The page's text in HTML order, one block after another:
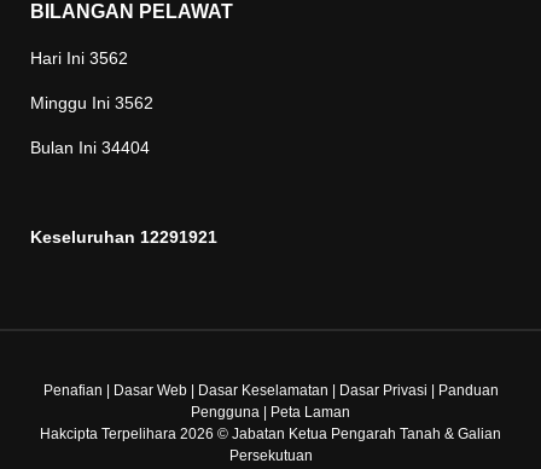
BILANGAN PELAWAT
Hari Ini 3562
Minggu Ini 3562
Bulan Ini 34404
Keseluruhan 12291921
Penafian Dasar Web| Dasar Keselamatan Dasar Privasi
Panduan
Pengguna
Peta Laman
Hakcipta Terpelihara 2026 © Jabatan Ketua Pengarah Tanah & Galian
Persekutuan